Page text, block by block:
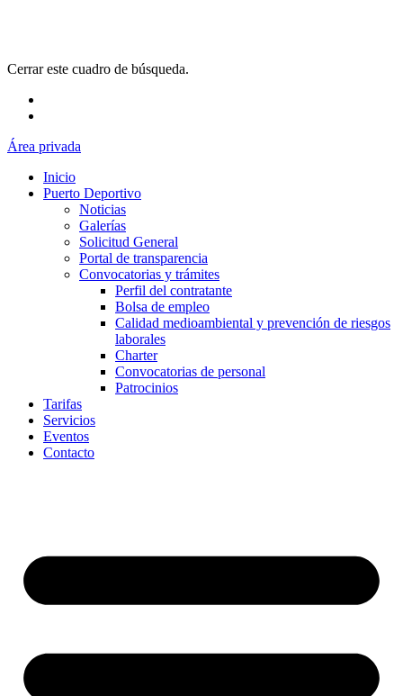
Cerrar este cuadro de búsqueda.
Área privada
Inicio
Puerto Deportivo
Noticias
Galerías
Solicitud General
Portal de transparencia
Convocatorias y trámites
Perfil del contratante
Bolsa de empleo
Calidad medioambiental y prevención de riesgos
laborales
Charter
Convocatorias de personal
Patrocinios
Tarifas
Servicios
Eventos
Contacto